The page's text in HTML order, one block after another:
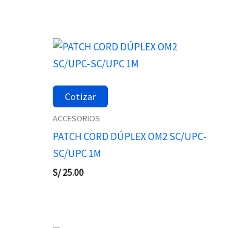
Cotizar
ACCESORIOS
PATCH CORD DÚPLEX OM2 SC/UPC-
SC/UPC 1M
S/25.00